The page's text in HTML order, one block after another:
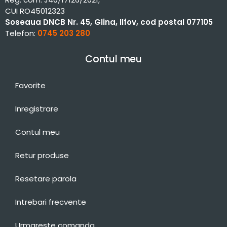
CUI RO45012323
Soseaua DNCB Nr. 45, Glina, Ilfov, cod postal 077105
Telefon: 0745 203 280
Contul meu
Favorite
Inregistrare
Contul meu
Retur produse
Resetare parola
Intrebari frecvente